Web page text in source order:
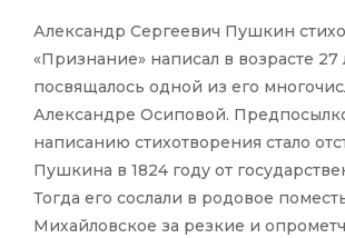
Александр Сергеевич Пушкин
«Признание» написал в возрасте 27
посвящалось одной из его
Александре Осиповой.
написанию стихотворения стало
Пушкина в 1824 году от
Тогда его сослали в родовое
Михайловское за резкие и